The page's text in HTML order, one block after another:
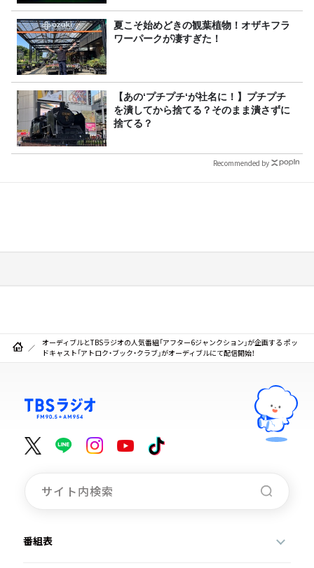
夏こそ始めどきの観葉植物！オザキフラ
ワーパークが凄すぎた！
【あの‘プチプチ‘が社名に！】プチプチ
を潰してから捨てる？そのまま潰さずに
捨てる？
Recommended by
オーディブルとTBSラジオの人気番組「アフター6ジャンクション」が企画する ポッ
ドキャスト「アトロク・ブック・クラブ」がオーディブルにて配信開始！
番組表